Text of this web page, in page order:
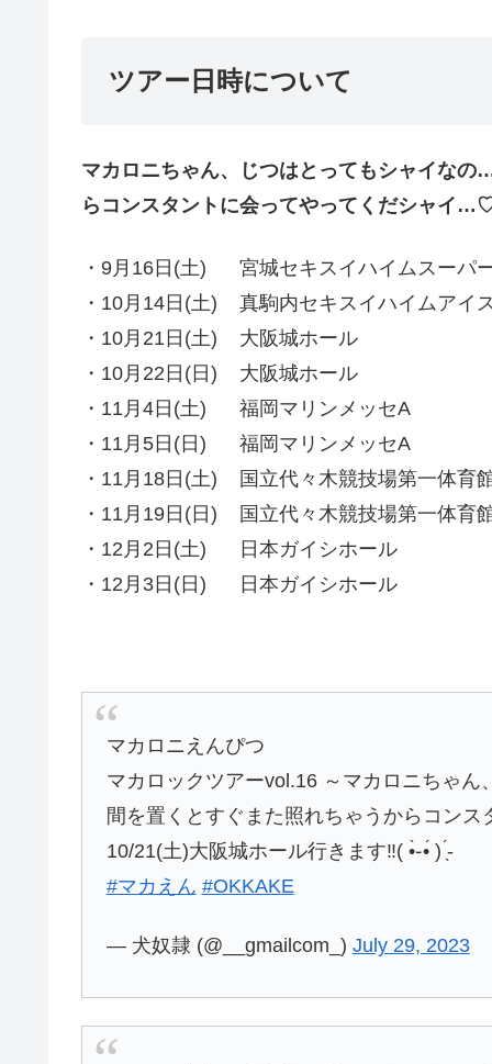
ツアー日時について
マカロニちゃん、 じつはとってもシャイなの
らコンスタント に会ってやってくだシャイ
・9月16日(土) 宮城セキスイハイムスーパ
・10月14日(土) 真駒内セキスイハイムアイ
・10月21日(土) 大阪城ホー
・10月22日(日) 大阪城ホー
・11月4日(土) 福岡マリンメッ
・11月5日(日) 福岡マリンメッ
・11月18日(土) 国立代々木競技場第
・11月19日(日) 国立代々木競技場第
・12月2日(土) 日本ガイシホー
・12月3日(日) 日本ガイシホー
マカロニえんぴつ
マカロックツアーvol.16 ～マカロニちゃ
間を置くとすぐまた照れちゃうからコン
10/21(土)大阪城ホール行きます‼️( •̀֊•́ ) ̖́-
#マカえん #OKKAKE
— 犬奴隷 (@__gmailcom_) July 29, 2023